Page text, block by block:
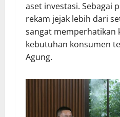
aset investasi. Sebagai
rekam jejak lebih dari
sangat memperhatikan
kebutuhan konsumen
Agung.